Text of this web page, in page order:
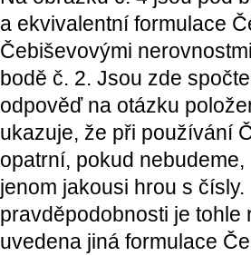
a ekvivalentní formulace
Čebiševovými
bodě č. 2. Jsou zde
odpověď na otázku
ukazuje, že při používání
opatrní, pokud
jenom jakousi hrou s
pravděpodobnosti je tohle
uvedena jiná formulace